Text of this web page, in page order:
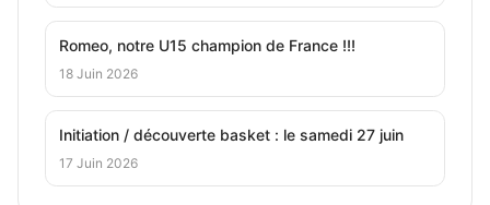
Romeo, notre U15 champion de France !!!
18 Juin 2026
Initiation / découverte basket : le samedi 27 juin
17 Juin 2026